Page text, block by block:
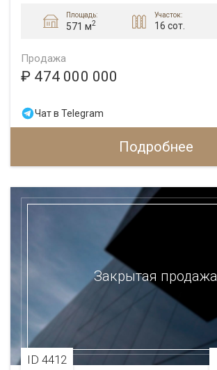
Площадь:
571 м2
Участок:
16 сот.
Продажа
₽ 474 000 000
Чат в Telegram
Подробнее
Закрытая продажа
ID 4412